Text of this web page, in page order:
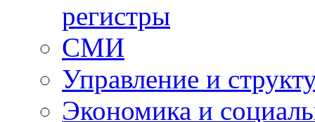
регистры
СМИ
Управление и
Экономика и